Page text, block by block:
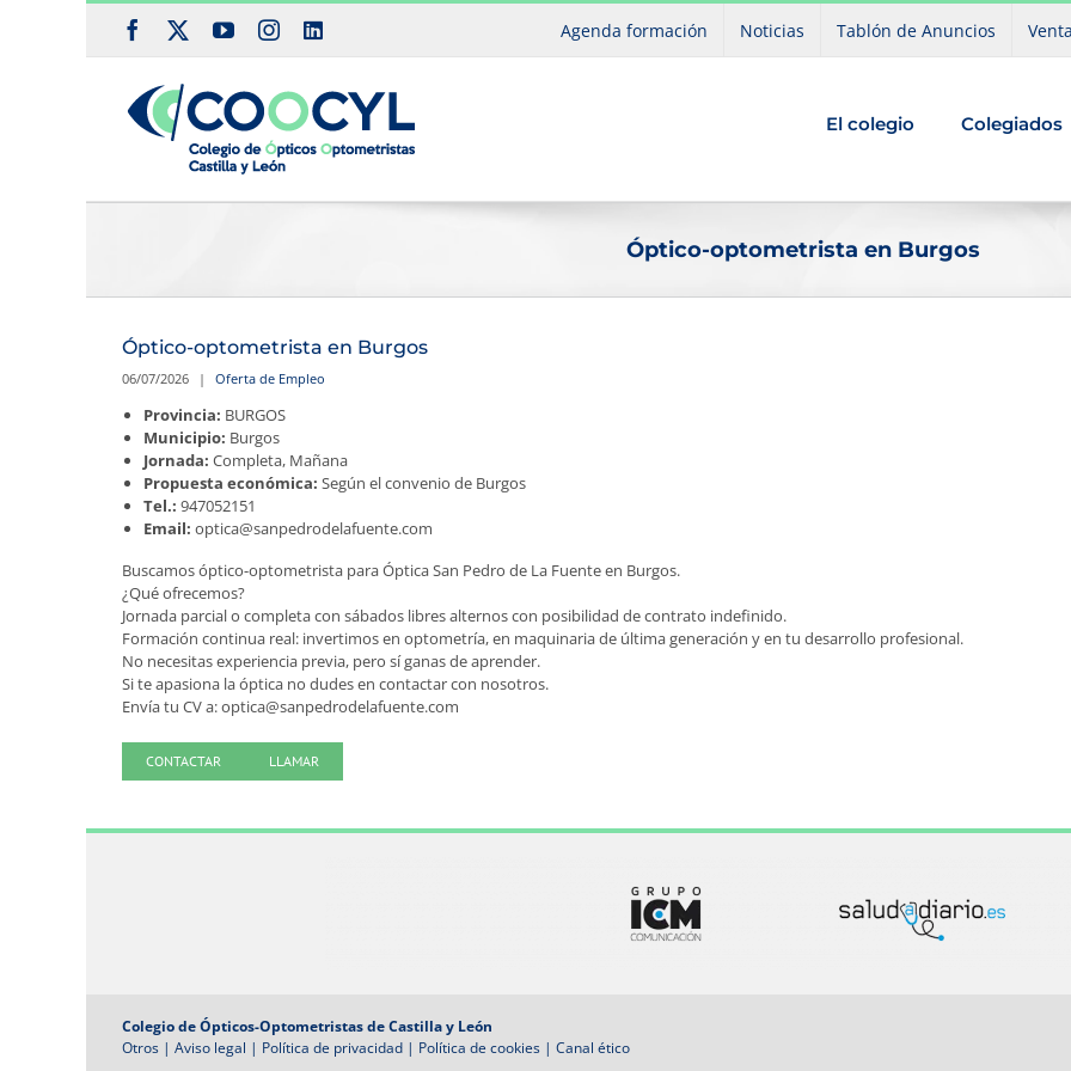
Facebook YouTubeInstagramLinkedIn Agenda formación Noticias Tablón de Anuncios
El colegio Colegiados
Óptico-optometrista en Burgos
Óptico-optometrista en Burgos
06/07/2026 | Oferta de Empleo
Provincia: BURGOS
Municipio: Burgos
Jornada: Completa, Mañana
Propuesta económica: Según el convenio de Burgos
Tel.: 947052151
Email: optica@sanpedrodelafuente.com
Buscamos óptico-optometrista para Óptica San Pedro de La Fuente en Burgos.
¿Qué ofrecemos?
Jornada parcial o completa con sábados libres alternos con posibilidad de contrato indefinido.
Formación continua real: invertimos en optometría, en maquinaria de última generación y en tu desarrollo profesional.
No necesitas experiencia previa, pero sí ganas de aprender.
Si te apasiona la óptica no dudes en contactar con nosotros.
Envía tu CV a: optica@sanpedrodelafuente.com
CONTACTAR LLAMAR
Colegio de Ópticos-Optometristas de Castilla y León
Otros | Aviso legal | Política de privacidad | Política de cookies | Canal ético